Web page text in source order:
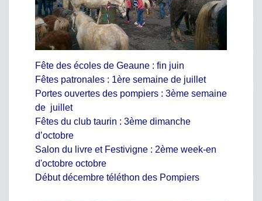
Fête des écoles de Geaune : fin juin
Fêtes patronales : 1ère semaine de juillet
Portes ouvertes des pompiers : 3ème semaine
de juillet
Fêtes du club taurin : 3ème dimanche
d’octobre
Salon du livre et Festivigne : 2ème week-en
d'octobre octobre
Début décembre téléthon des Pompiers